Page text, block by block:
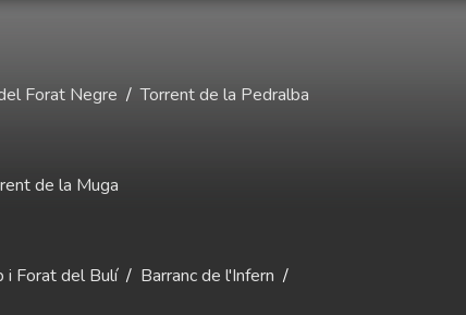
Forat Negre /Torrent de la Pedralba
de la Muga
i Forat del Bulí/ Barranc de l'Infern /